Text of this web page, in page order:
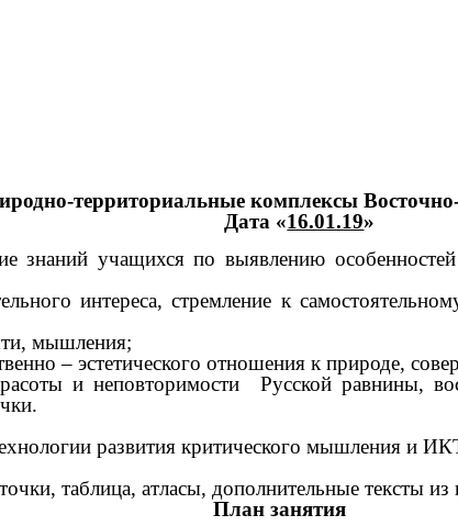
территориальные комплексы
Дата «16.01.19»
знаний учащихся по выявлению
интереса, стремление к
мышления;
– эстетического отношения к природе,
и неповторимости Русской равнины,
развития критического мышления и
таблица, атласы, дополнительные тексты
План занятия